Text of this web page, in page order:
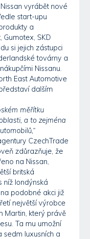
vyrábět nové
start-upu
a
SKD
si jejich zástupci
továrny a
Nissanu.
East Automotive
dalším
měřítku
a to zejména
CzechTrade
zdůrazňuje, že
na Nissan,
britská
níž londýnská
podobné akci již
největší výrobce
Martin, který právě
Ta mu umožní
luxusních a